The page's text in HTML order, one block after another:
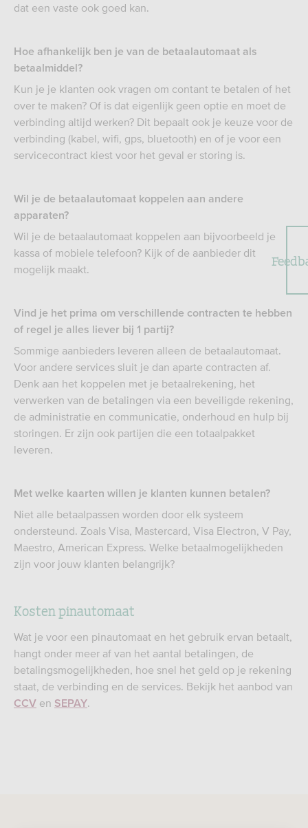
dat een vaste ook goed kan.
Hoe afhankelijk ben je van de betaalautomaat als
betaalmiddel?
Kun je je klanten ook vragen om contant te betalen of het
over te maken? Of is dat eigenlijk geen optie en moet de
verbinding altijd werken? Dit bepaalt ook je keuze voor de
verbinding (kabel, wifi, gps, bluetooth) en of je voor een
servicecontract kiest voor het geval er storing is.
Wil je de betaalautomaat koppelen aan andere
apparaten?
Wil je de betaalautomaat koppelen aan bijvoorbeeld je
kassa of mobiele telefoon? Kijk of de aanbieder dit
mogelijk maakt.
Vind je het prima om verschillende contracten te hebben
of regel je alles liever bij 1 partij?
Sommige aanbieders leveren alleen de betaalautomaat.
Voor andere services sluit je dan aparte contracten af.
Denk aan het koppelen met je betaalrekening, het
verwerken van de betalingen via een beveiligde rekening,
de administratie en communicatie, onderhoud en hulp bij
storingen. Er zijn ook partijen die een totaalpakket
leveren.
Met welke kaarten willen je klanten kunnen betalen?
Niet alle betaalpassen worden door elk systeem
ondersteund. Zoals Visa, Mastercard, Visa Electron, V Pay,
Maestro, American Express. Welke betaalmogelijkheden
zijn voor jouw klanten belangrijk?
Kosten pinautomaat
Wat je voor een pinautomaat en het gebruik ervan betaalt,
hangt onder meer af van het aantal betalingen, de
betalingsmogelijkheden, hoe snel het geld op je rekening
staat, de verbinding en de services. Bekijk het aanbod van
CCV en SEPAY.